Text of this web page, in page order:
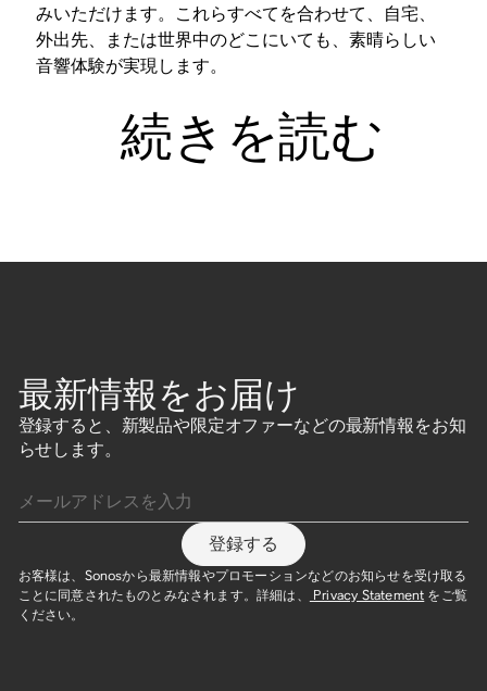
みいただけます。これらすべてを合わせて、自宅、
外出先、または世界中のどこにいても、素晴らしい
音響体験が実現します。
続きを読む
最新情報をお届け
登録すると、新製品や限定オファーなどの最新情報をお知
らせします。
登録する
お客様は、Sonosから最新情報やプロモーションなどのお知らせを受け取る
ことに同意されたものとみなされます。詳細は、
Privacy Statement をご覧
ください。